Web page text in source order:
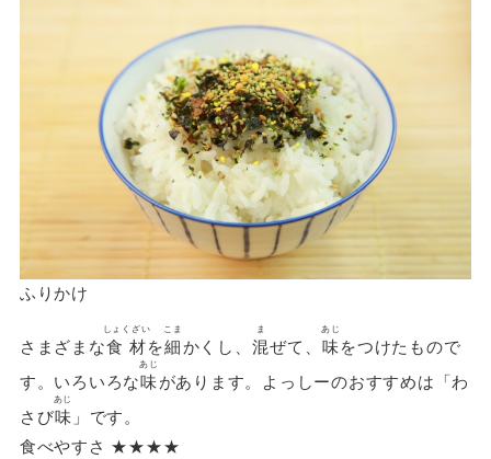
ふりかけ
さまざまな食材
しょくざい
を細
こま
かくし、 混
ま
ぜて、 味
あじ
をつけたもので
す。いろいろな味
あじ
があります。よっしーのおすすめは「わ
さび味
あじ
」です。
食べやすさ ★★★★